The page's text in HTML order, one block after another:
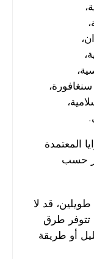
المعتمدة
حسب
قد لا
تتوفر طرق
أو طريقة